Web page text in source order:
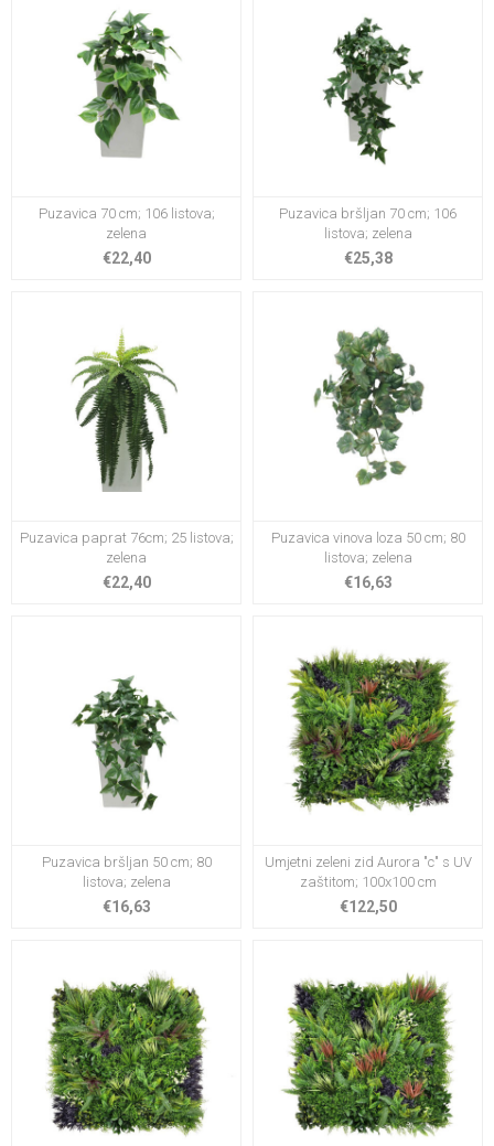
Puzavica 70 cm; 106 listova;
zelena
€22,40
Puzavica bršljan 70 cm; 106
listova; zelena
€25,38
Puzavica paprat 76cm; 25 listova;
zelena
€22,40
Puzavica vinova loza 50 cm; 80
listova; zelena
€16,63
Puzavica bršljan 50 cm; 80
listova; zelena
€16,63
Umjetni zeleni zid Aurora "c" s UV
zaštitom; 100x100 cm
€122,50